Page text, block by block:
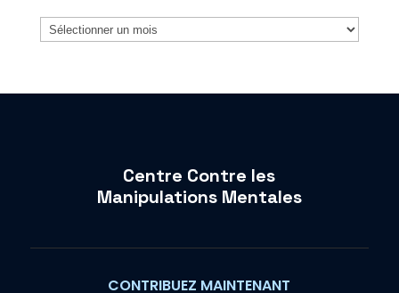
Archives
Centre Contre les
Manipulations Mentales
CONTRIBUEZ MAINTENANT